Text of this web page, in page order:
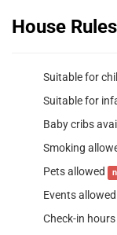
House Rules
Suitable for
Suitable for
Baby cribs
Smoking
Pets allowed
Events allowed
Check-in hours